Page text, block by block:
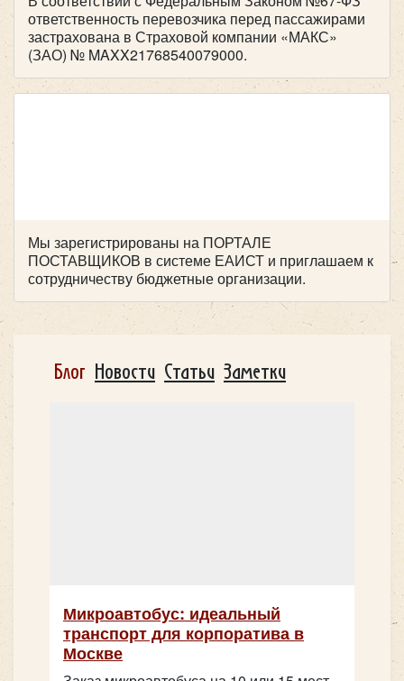
ответственность перевозчика перед пассажирами
застрахована в Страховой компании «МАКС»
(ЗАО) № MAXX21768540079000.
Мы зарегистрированы на ПОРТАЛЕ
ПОСТАВЩИКОВ в системе ЕАИСТ и приглашаем к
сотрудничеству бюджетные организации.
Количество мест:50
Цена от:2700 руб/час
YUTONG ZK 6947H C9
Количество мест:
Блог Новости Статьи Заметки
Микроавтобус: идеальный
транспорт для корпоратива в
Москве